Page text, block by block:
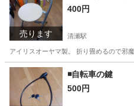
売ります
400円
清瀬駅
アイリスオーヤマ製。 折り畳めるので邪
東京 清瀬市 清瀬駅 椅子
◾自転車の鍵
500円